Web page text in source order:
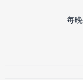
每晚